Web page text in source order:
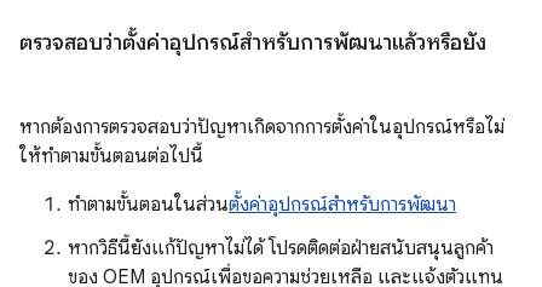
ตรวจสอบว่าตั้งค่าอุปกรณ์สำหรับการพัฒนาแล้วหรือยัง
หากต้องการตรวจสอบว่าปัญหาเกิดจากการตั้งค่าในอุปกรณ์หรือไม่
ให้ทำตามขั้นตอนต่อไปนี้
ทำตามขั้นตอนในส่วนตั้งค่าอุปกรณ์สำหรับการพัฒนา
หากวิธีนี้ยังแก้ปัญหาไม่ได้ โปรดติดต่อฝ่ายสนับสนุนลูกค้า
ของ OEM อุปกรณ์เพื่อขอความช่วยเหลือ และแจ้งตัวแทน